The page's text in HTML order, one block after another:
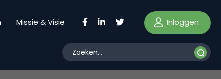
Missie & Visie Inloggen